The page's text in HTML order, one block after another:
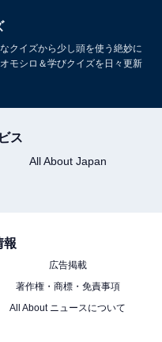
クイズから少し頭を使う絶妙に
モシロ＆学びクイズを日々更新
ス
All About Japan
報
広告掲載
著作権・商標・免責事項
All About ニュースについて